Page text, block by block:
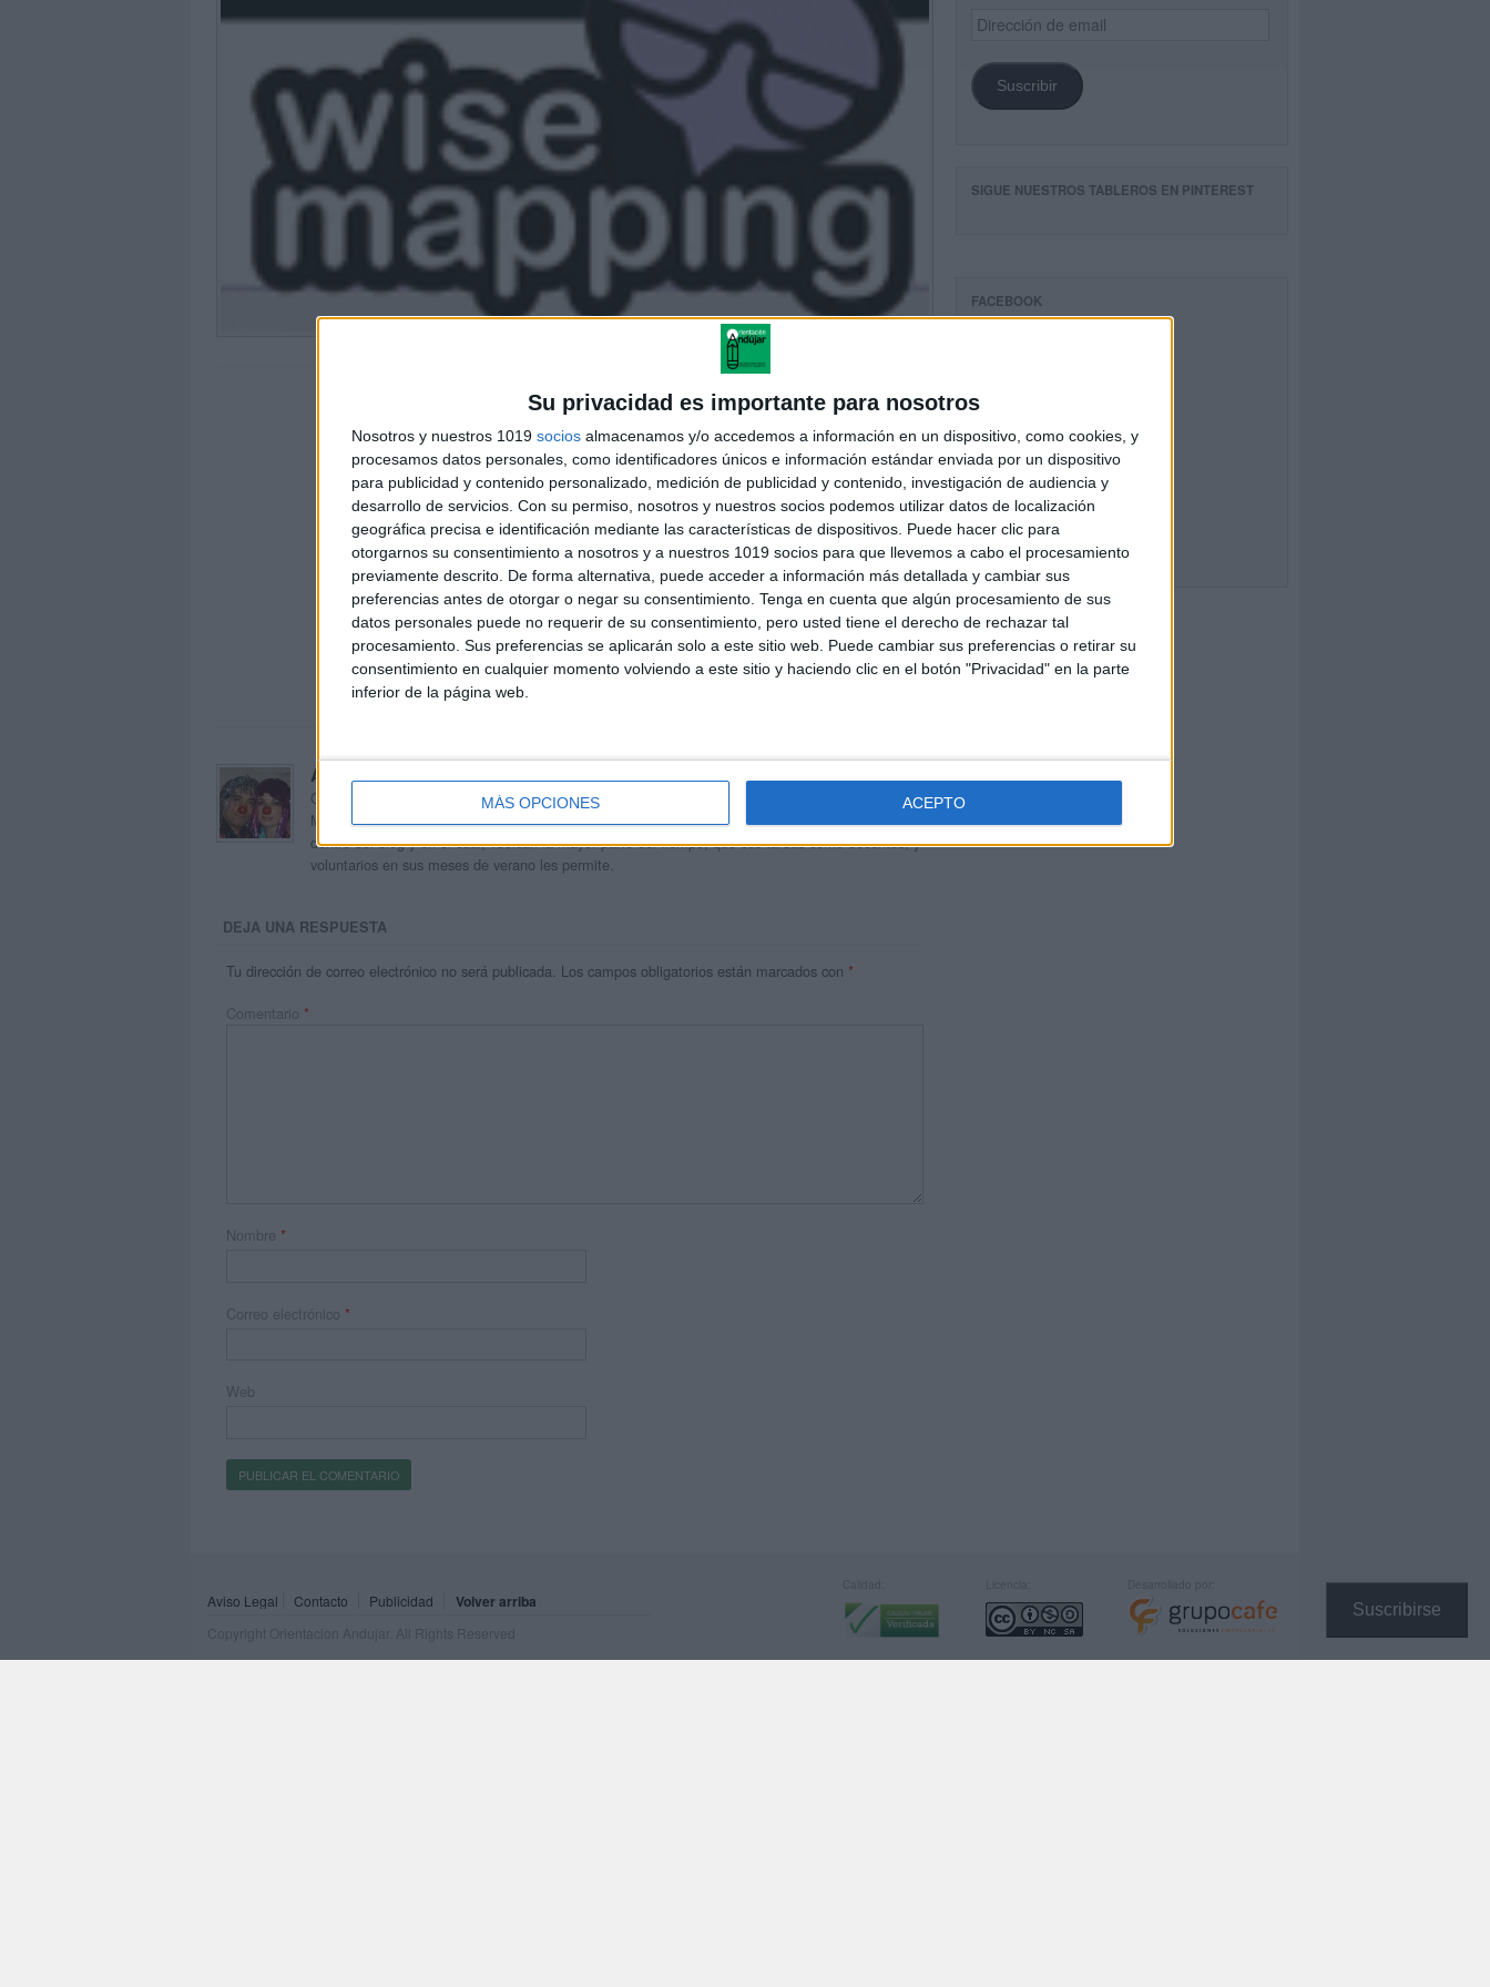
Su privacidad es importante para nosotros
Nosotros y nuestros 1019 socios almacenamos y/o accedemos a información en un dispositivo, como cookies, y
procesamos datos personales, como identificadores únicos e información estándar enviada por un dispositivo
para publicidad y contenido personalizado, medición de publicidad y contenido, investigación de audiencia y
desarrollo de servicios. Con su permiso, nosotros y nuestros socios podemos utilizar datos de localización
geográfica precisa e identificación mediante las características de dispositivos. Puede hacer clic para
otorgarnos su consentimiento a nosotros y a nuestros 1019 socios para que llevemos a cabo el procesamiento
previamente descrito. De forma alternativa, puede acceder a información más detallada y cambiar sus
preferencias antes de otorgar o negar su consentimiento. Tenga en cuenta que algún procesamiento de sus
datos personales puede no requerir de su consentimiento, pero usted tiene el derecho de rechazar tal
procesamiento. Sus preferencias se aplicarán solo a este sitio web. Puede cambiar sus preferencias o retirar su
consentimiento en cualquier momento volviendo a este sitio y haciendo clic en el botón "Privacidad" en la parte
inferior de la página web.
MÁS OPCIONES ACEPTO
Suscribirse
Acerca de orientacionandujar
Orientación Andújar no es solo un blog, es la apuesta personal de dos profesores Ginés y
Maribel, que además de ser pareja, son los encargados de los contenidos que encontramos
dentro del blog y en el cual, vuelcan la mayor parte del tiempo, que sus tareas como docentes, y
voluntarios en sus meses de verano les permite.
DEJA UNA RESPUESTA
Tu dirección de correo electrónico no será publicada. Los campos obligatorios están marcados con *
Comentario *
Nombre *
Correo electrónico *
Web
Dirección
de
Suscribir
SIGUE NUESTROS TABLEROS EN PINTEREST
FACEBOOK
Aviso Legal Contacto Publicidad Volver arriba